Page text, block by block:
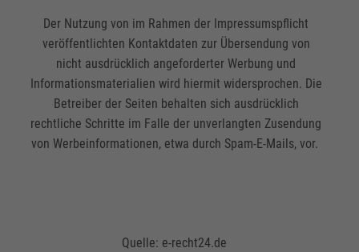
Der Nutzung von im Rahmen der Impressumspflicht
veröffentlichten Kontaktdaten zur Übersendung von
nicht ausdrücklich angeforderter Werbung und
Informationsmaterialien wird hiermit widersprochen. Die
Betreiber der Seiten behalten sich ausdrücklich
rechtliche Schritte im Falle der unverlangten Zusendung
von Werbeinformationen, etwa durch Spam-E-Mails, vor.
Quelle: e-recht24.de